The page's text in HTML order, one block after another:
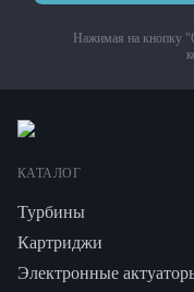
Нажимая на кнопку
КАТАЛОГ
Турбины
Картриджи
Электронные